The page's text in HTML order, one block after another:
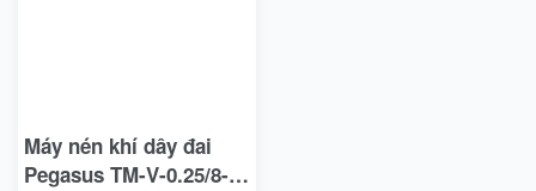
Máy nén khí dây đai
Pegasus TM-V-0.25/8-